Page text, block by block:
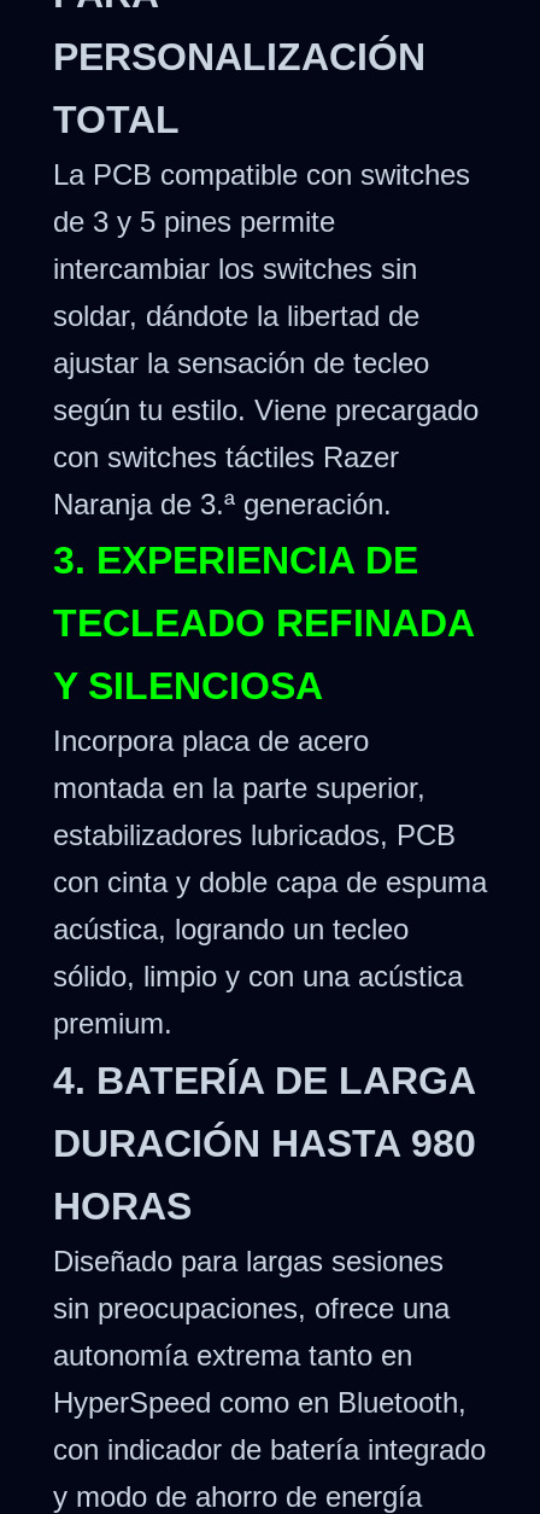
PERSONALIZACIÓN
TOTAL
La PCB compatible con switches
de 3 y 5 pines permite
intercambiar los switches sin
soldar, dándote la libertad de
ajustar la sensación de tecleo
según tu estilo. Viene precargado
con switches táctiles Razer
Naranja de 3.ª generación.
3. EXPERIENCIA DE
TECLEADO REFINADA
Y SILENCIOSA
Incorpora placa de acero
montada en la parte superior,
estabilizadores lubricados, PCB
con cinta y doble capa de espuma
acústica, logrando un tecleo
sólido, limpio y con una acústica
premium.
4. BATERÍA DE LARGA
DURACIÓN HASTA 980
HORAS
Diseñado para largas sesiones
sin preocupaciones, ofrece una
autonomía extrema tanto en
HyperSpeed como en Bluetooth,
con indicador de batería integrado
y modo de ahorro de energía